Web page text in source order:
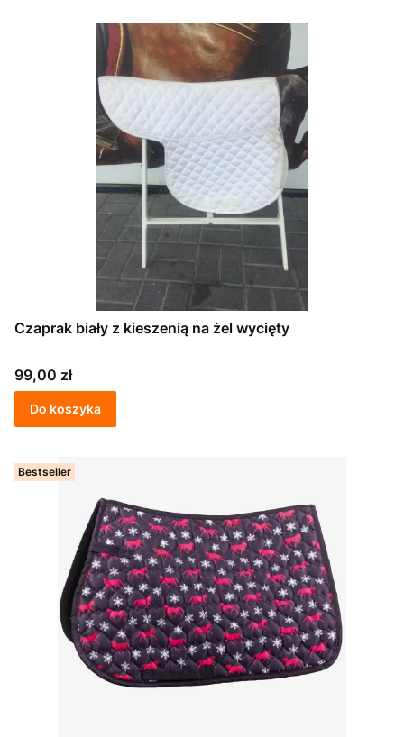
Czaprak biały z kieszenią na żel wycięty
Cena
99,00 zł
Do koszyka
Bestseller